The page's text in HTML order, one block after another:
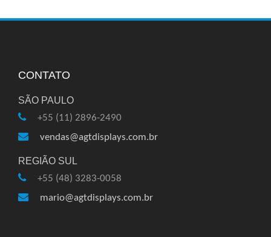
CONTATO
SÃO PAULO
+55 (11) 2896-2490
vendas@agtdisplays.com.br
REGIÃO SUL
+55 (48) 3283-0058
mario@agtdisplays.com.br